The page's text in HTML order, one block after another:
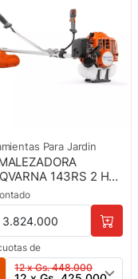
Para Jardin
143RS 2 HP
41.5 CC
3.824.000
de
12 x Gs. 448.000